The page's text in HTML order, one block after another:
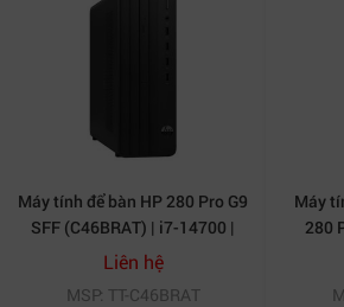
màn hình – cực kỳ phù hợp cho nhu
Máy tính để bàn HP 280 Pro G9
SFF (C46BRAT) | i7-14700 |
RAM 8GB | SSD 512GB | Win 11
| Màu đen
Liên hệ
MSP: TT-C46BRAT
Máy
280
(Intel
16G,